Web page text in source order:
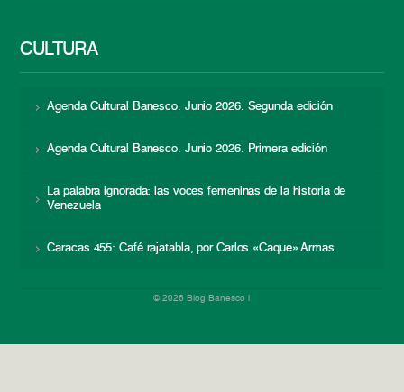
CULTURA
Agenda Cultural Banesco. Junio 2026. Segunda edición
Agenda Cultural Banesco. Junio 2026. Primera edición
La palabra ignorada: las voces femeninas de la historia de
Venezuela
Caracas 455: Café rajatabla, por Carlos «Caque» Armas
© 2026 Blog Banesco |